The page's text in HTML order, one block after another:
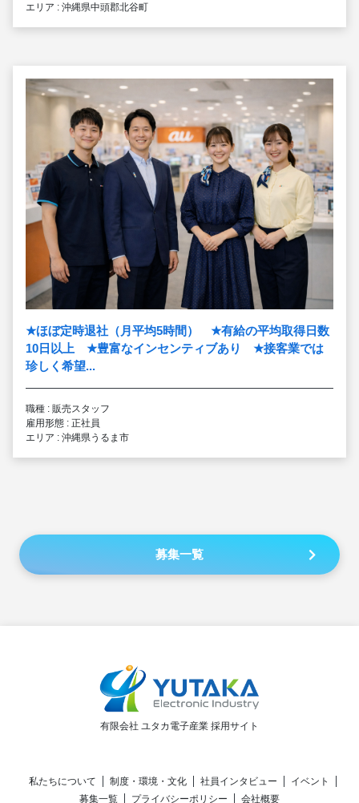
エリア : 沖縄県中頭郡北谷町
★ほぼ定時退社（月平均5時間） ★有給の平均取得日数
10日以上 ★豊富なインセンティブあり ★接客業では
珍しく希望...
職種 : 販売スタッフ
雇用形態 : 正社員
エリア : 沖縄県うるま市
募集一覧
有限会社 ユタカ電子産業 採用サイト
私たちについて 制度・環境・文化 社員インタビュー
イベント
募集一覧
プライバシーポリシー 会社概要